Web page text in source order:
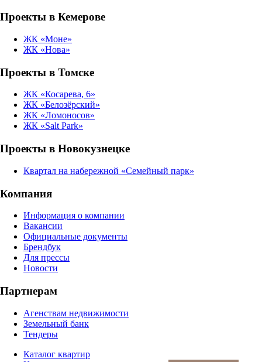
Проекты в Кемерове
ЖК «Моне»
ЖК «Нова»
Проекты в Томске
ЖК «Косарева, 6»
ЖК «Белозёрский»
ЖК «Ломоносов»
ЖК «Salt Park»
Проекты в Новокузнецке
Квартал на набережной «Семейный парк»
Компания
Информация о компании
Вакансии
Официальные документы
Брендбук
Для прессы
Новости
Партнерам
Агенствам недвижимости
Земельный банк
Тендеры
Каталог квартир